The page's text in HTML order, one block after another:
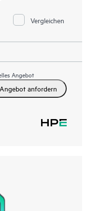
Vergleichen
Angebot
Angebot anfordern